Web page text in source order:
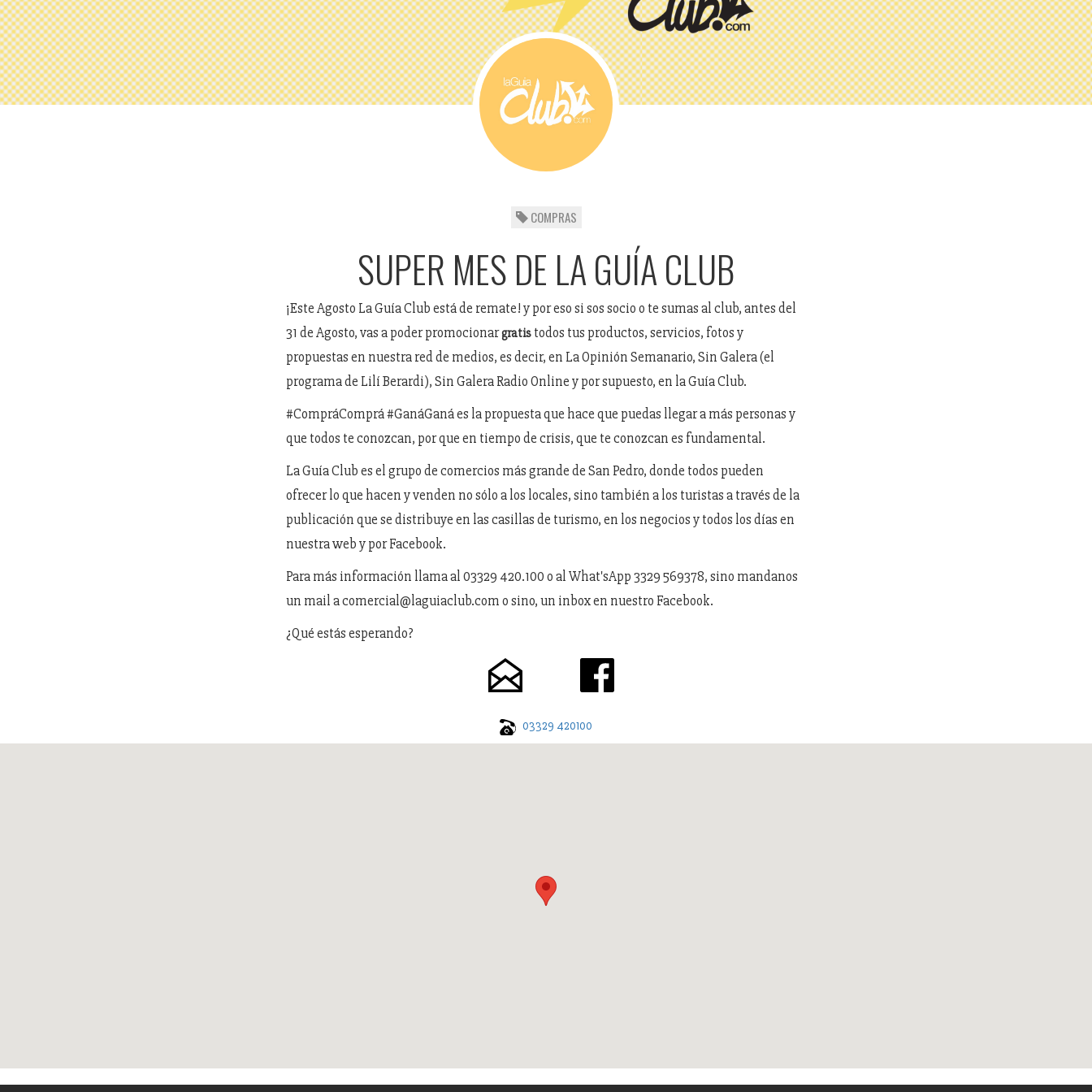
COMPRAS
SUPER MES DE LA GUÍA CLUB
¡Este Agosto La Guía Club está de remate! y por eso si sos socio o te sumas al club, antes del
31 de Agosto, vas a poder promocionargratis todos tus productos, servicios, fotos y
propuestas en nuestra red de medios, es decir, en La Opinión Semanario, Sin Galera (el
programa de Lilí Berardi), Sin Galera Radio Online y por supuesto, en la Guía Club.
#CompráComprá #GanáGaná es la propuesta que hace que puedas llegar a más personas y
que todos te conozcan, por que en tiempo de crisis, que te conozcan es fundamental.
La Guía Club es el grupo de comercios más grande de San Pedro, donde todos pueden
ofrecer lo que hacen y venden no sólo a los locales, sino también a los turistas a través de la
publicación que se distribuye en las casillas de turismo, en los negocios y todos los días en
nuestra web y por Facebook.
Para más información llama al 03329 420.100 o al What'sApp 3329 569378, sino mandanos
un mail a comercial@laguiaclub.com o sino, un inbox en nuestro Facebook.
¿Qué estás esperando?
03329 420100